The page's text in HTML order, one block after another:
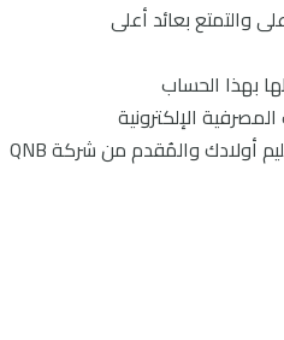
والتمتع بعائد أعلى
بهذا الحساب
الإلكترونية
إمكانية الإشتراك ببرنامج ميني تخرج الذي يساعدك على الادخار لمصاريف تعليم أولادك والمُقدم من شركة QNB